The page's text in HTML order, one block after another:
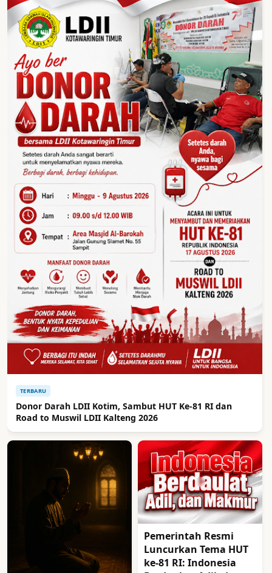
TERBARU
Donor Darah LDII Kotim, Sambut HUT Ke-81 RI dan
Road to Muswil LDII Kalteng 2026
Pemerintah Resmi
Luncurkan Tema HUT
ke-81 RI: Indonesia